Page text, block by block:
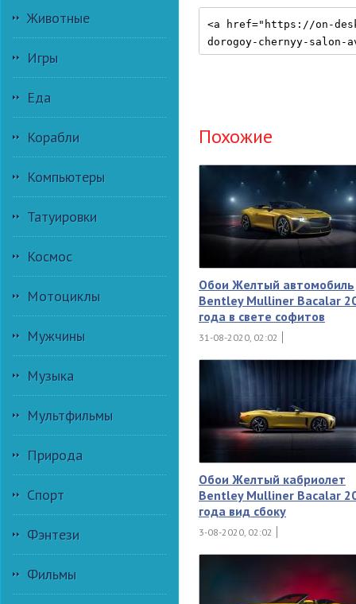
Животные
Игры
Еда
Корабли
Компьютеры
Татуировки
Космос
Мотоциклы
Мужчины
Музыка
Мультфильмы
Природа
Спорт
Фэнтези
Фильмы
Похожие
Обои Желтый автомобиль
Bentley Mulliner Bacalar
года в свете софитов
31-08-2020, 02:02
Обои Желтый кабриолет
Bentley Mulliner Bacalar
года вид сбоку
3-08-2020, 02:02